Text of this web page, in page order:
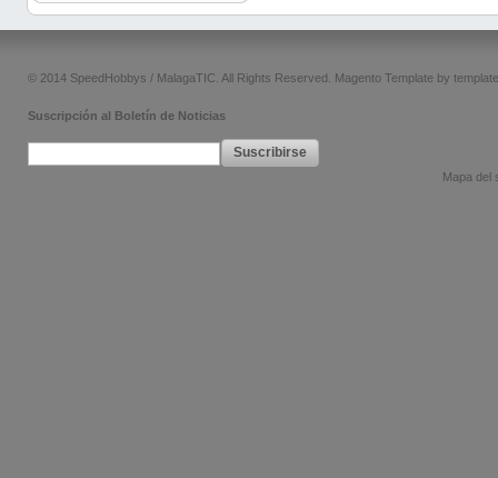
© 2014 SpeedHobbys / MalagaTIC. All Rights Reserved. Magento Template by
Suscripción al Boletín de Noticias
Suscribirse
Mapa del